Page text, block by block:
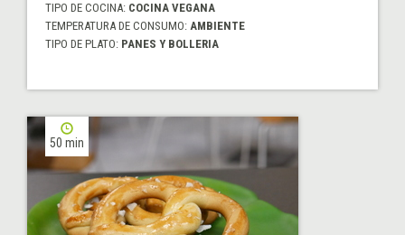
TIPO DE COCINA: COCINA VEGANA
TEMPERATURA DE CONSUMO: AMBIENTE
TIPO DE PLATO: PANES Y BOLLERIA
50 min